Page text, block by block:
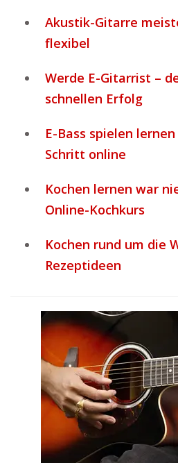
Akustik-Gitarre
flexibel
Werde E-Gitarrist –
schnellen Erfolg
E-Bass spielen
Schritt online
Kochen lernen war
Online-Kochkurs
Kochen rund um die
Rezeptideen